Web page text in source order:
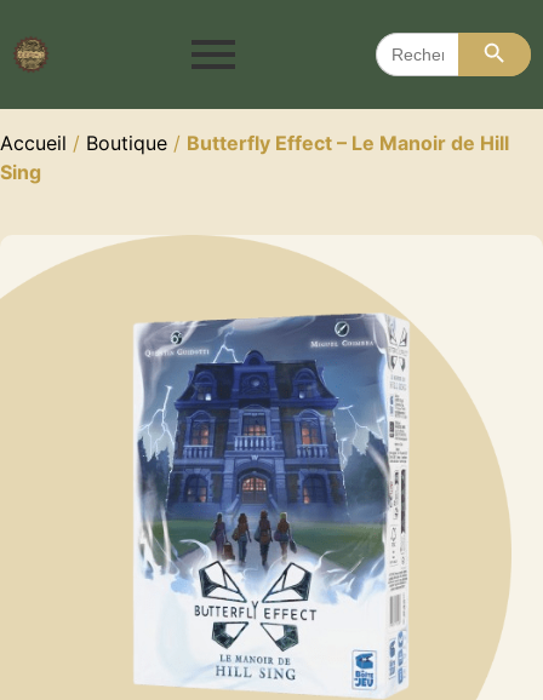
Search
for:
Search
Accueil / Boutique / Butterfly Effect – Le Manoir de Hill
Sing